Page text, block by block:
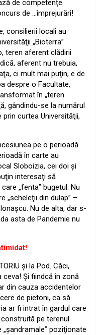
de competenţe
de …împrejurări!
consilierii locali au
„Bioterra”
teren aferent clădirii
aferent nu trebuia,
ci mult mai puţin, e de
despre o Facultate,
în „teren
gândindu-se la numărul
curtea Universităţii,
pe o perioadă
în carte au
Sloboizia, cei doi şi
interesaţi să
„fenta” bugetul. Nu
„scheleţii din dulap” –
Nu de alta, dar s-
asta de Pandemie nu
şi la Pod. Căci,
Şi fiindcă în zonă
din cauza accidentelor
de pietoni, ca să
ar fi intrat în gardul care
pe terenul
poziţionate